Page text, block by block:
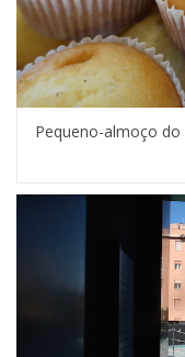
Pequeno-almoço